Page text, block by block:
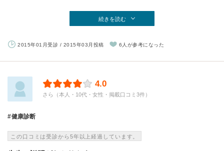
続きを読む
2015年01月受診 / 2015年03月投稿 6人が参考になった
4.0
さら（本人・10代・女性・掲載口コミ3件）
健康診断
この口コミは受診から5年以上経過しています。